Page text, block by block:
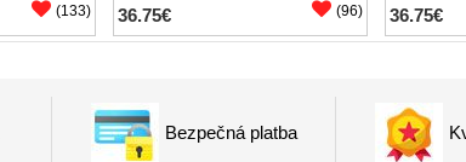
(133) 36.75€ (96) 36.75€
Bezpečná platba